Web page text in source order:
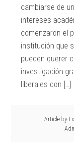
cambiarse de
intereses
comenzaron el
institución que
pueden querer
investigación
liberales con […]
Article by